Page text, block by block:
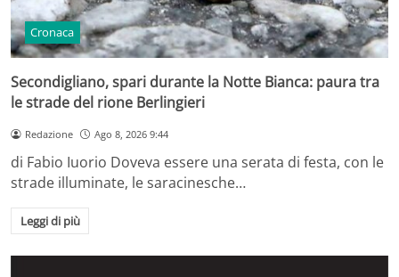
Cronaca
Secondigliano, spari durante la Notte Bianca: paura tra
le strade del rione Berlingieri
Redazione Ago 8, 2026 9:44
di Fabio Iuorio Doveva essere una serata di festa, con le
strade illuminate, le saracinesche…
Leggi di più